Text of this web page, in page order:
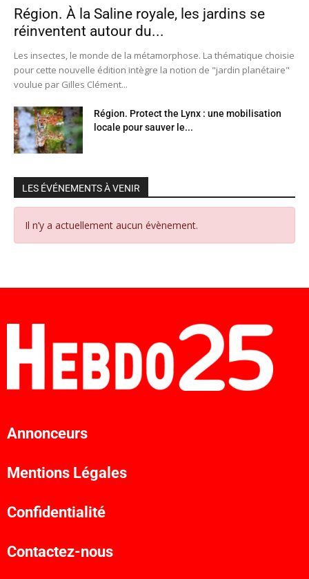
Région. À la Saline royale, les jardins se
réinventent autour du...
Les insectes, le monde de la métamorphose. La thématique choisie
pour cette nouvelle édition intègre la notion de "jardin planétaire"
voulue par Gilles Clément...
Région. Protect the Lynx : une mobilisation
locale pour sauver le...
LES ÉVÉNEMENTS À VENIR
Il n’y a actuellement aucun évènement.
Annonceurs
Mentions Légales
Confidentialité
Contactez-nous